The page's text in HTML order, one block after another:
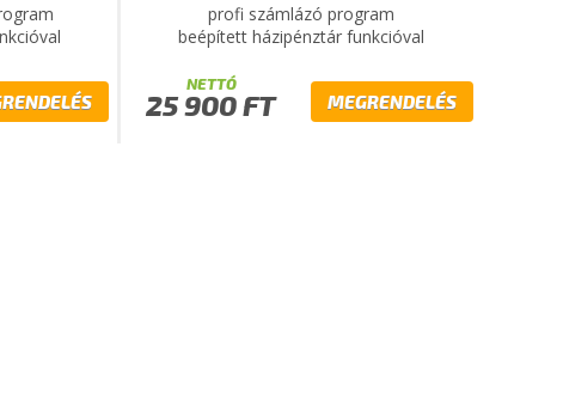
profi számlázó program
beépített házipénztár funkcióval
NETTÓ
25 900 FT MEGRENDELÉS